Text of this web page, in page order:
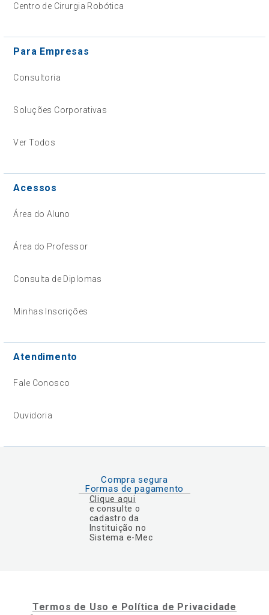
Centro de Cirurgia Robótica
Para Empresas
Consultoria
Soluções Corporativas
Ver Todos
Acessos
Área do Aluno
Área do Professor
Consulta de Diplomas
Minhas Inscrições
Atendimento
Fale Conosco
Ouvidoria
Compra segura
Formas de pagamento
Clique aqui
e consulte o
cadastro da
Instituição no
Sistema e-Mec
Termos de Uso e Política de Privacidade